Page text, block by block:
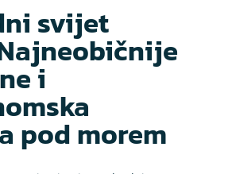
svijet
i
pod morem